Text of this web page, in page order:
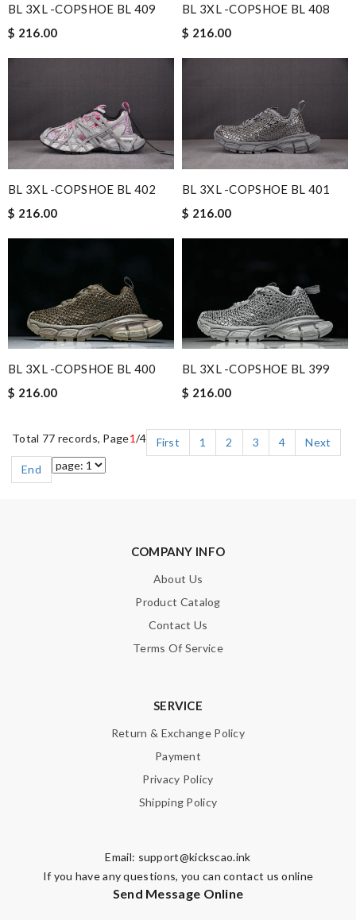
BL 3XL -COPSHOE BL 409
$ 216.00
BL 3XL -COPSHOE BL 408
$ 216.00
BL 3XL -COPSHOE BL 402
$ 216.00
BL 3XL -COPSHOE BL 401
$ 216.00
BL 3XL -COPSHOE BL 400
$ 216.00
BL 3XL -COPSHOE BL 399
$ 216.00
Total 77 records, Page1/4 First 1 2 3 4
Next
End
COMPANY INFO
About Us
Product Catalog
Contact Us
Terms Of Service
SERVICE
Return & Exchange Policy
Payment
Privacy Policy
Shipping Policy
Email: support@kickscao.ink
If you have any questions, you can contact us online
Send Message Online